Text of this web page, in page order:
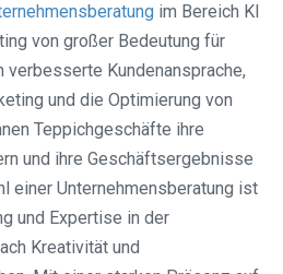
im Bereich KI
von großer Bedeutung für
verbesserte Kundenansprache,
und die Optimierung von
Teppichgeschäfte ihre
und ihre Geschäftsergebnisse
einer Unternehmensberatung ist
und Expertise in der
Kreativität und